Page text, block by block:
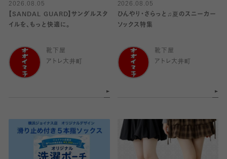
2026.08.05
【SANDAL GUARD】サンダルスタ
イルを、もっと快適に。
靴下屋
アトレ大井町
2026.08.05
ひんやり・さらっと♫夏のスニーカー
ソックス特集
靴下屋
アトレ大井町